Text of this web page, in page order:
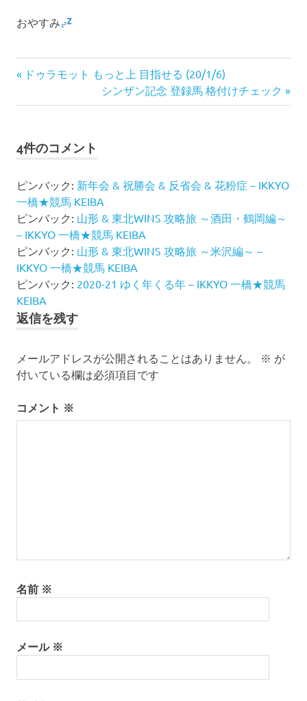
おやすみ
投
稿
ビ
ゲ
ー
シ
ョ
ン
前
記
ドゥラモット もっと上 目指せる (20/1/6)
次
の
シンザン記念 登録馬 格付けチェック
4件のコメント
ピンバック: 新年会 & 祝勝会 & 反省会 & 花粉症 – IKKYO
一橋★競馬 KEIBA
ピンバック: 山形 & 東北WINS 攻略旅 ～酒田・鶴岡編～
– IKKYO 一橋★競馬 KEIBA
ピンバック: 山形 & 東北WINS 攻略旅 ～米沢編～ –
IKKYO 一橋★競馬 KEIBA
ピンバック: 2020-21 ゆく年くる年 – IKKYO 一橋★競馬
KEIBA
返信を残す
メールアドレスが公開されることはありません。 ※ が
付いている欄は必須項目です
コメント ※
名前 ※
メール ※